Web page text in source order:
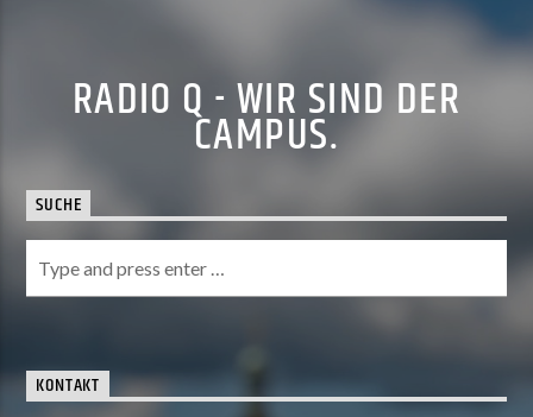
RADIO Q - WIR SIND DER
CAMPUS.
SUCHE
KONTAKT